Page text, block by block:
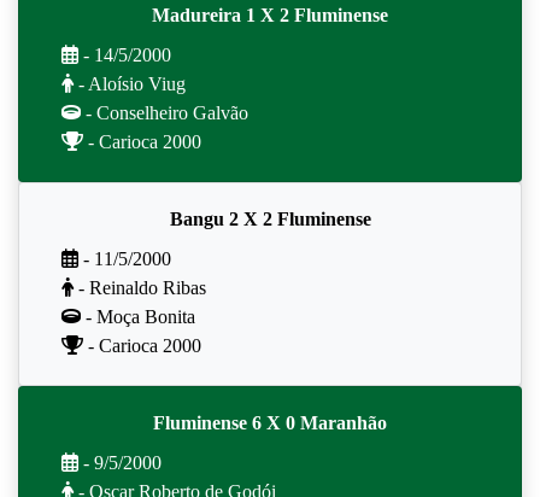
Madureira 1 X 2 Fluminense
- 14/5/2000
- Aloísio Viug
- Conselheiro Galvão
- Carioca 2000
Bangu 2 X 2 Fluminense
- 11/5/2000
- Reinaldo Ribas
- Moça Bonita
- Carioca 2000
Fluminense 6 X 0 Maranhão
- 9/5/2000
- Oscar Roberto de Godói